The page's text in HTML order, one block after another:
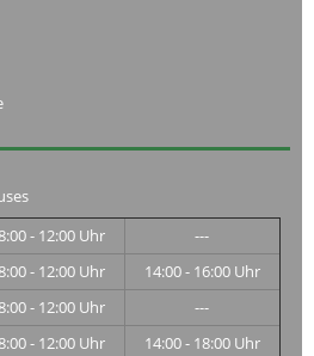
- 12:00 Uhr
---
- 12:00 Uhr
14:00 - 16:00 Uhr
- 12:00 Uhr
---
- 12:00 Uhr
14:00 - 18:00 Uhr